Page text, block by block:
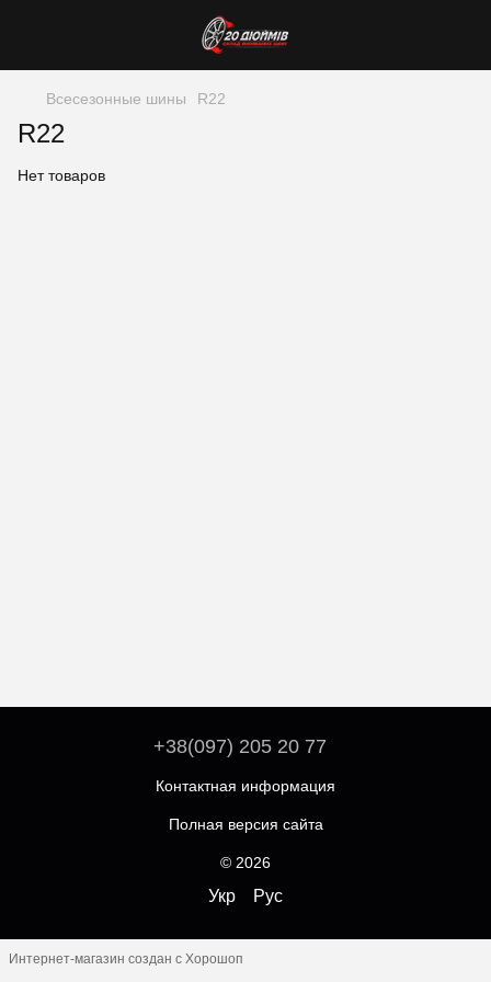
Всесезонные шины R22
R22
Нет товаров
+38(097) 205 20 77
Контактная информация
Полная версия сайта
© 2026
Укр Рус
Интернет-магазин создан с Хорошоп